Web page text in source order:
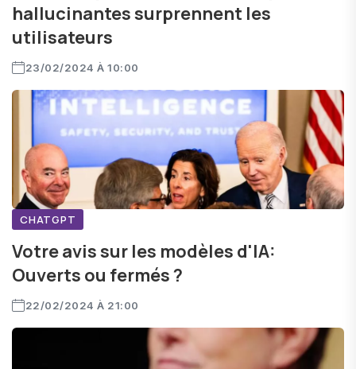
hallucinantes surprennent les
utilisateurs
23/02/2024 À 10:00
CHATGPT
Votre avis sur les modèles d'IA:
Ouverts ou fermés ?
22/02/2024 À 21:00